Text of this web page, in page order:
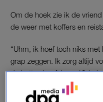
Om de hoek zie ik de
de weer met koffers en
“Uhm, ik hoef toch niks
grap zeggen. Ik zorg altijd
de katten heeft haar 12-
vissen, appte de
stuurde me een leuk